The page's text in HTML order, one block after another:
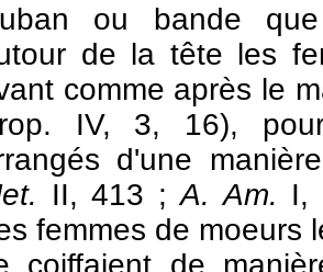
ou bande que
de la tête les
comme après le
IV, 3, 16),
d'une
II, 413 ;A. Am. I,
femmes de moeurs
coiffaient de